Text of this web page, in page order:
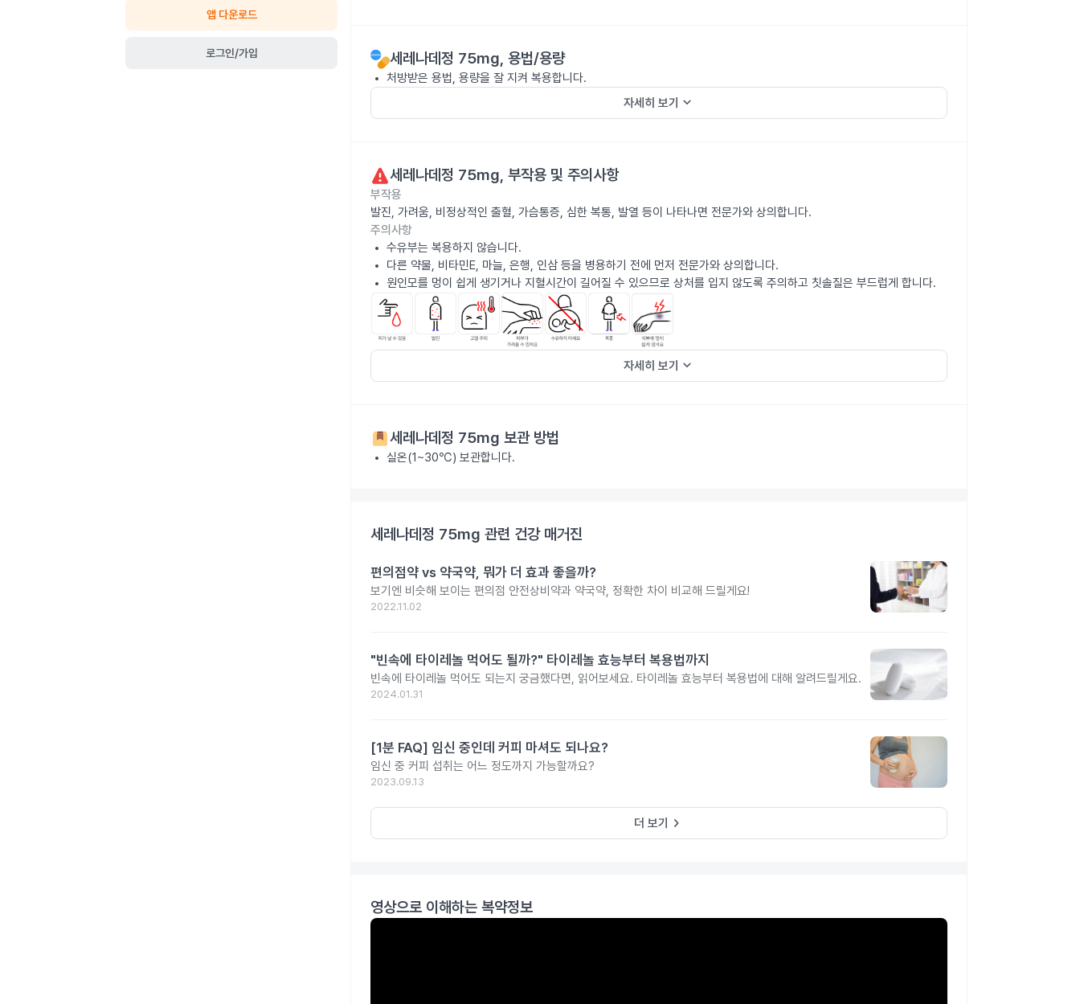
앱 다운로드
로그인/가입 세레나데정 75mg, 용법/용량
처방받은 용법, 용량을 잘 지켜 복용합니다.
자세히 보기 keyboard_arrow_down
세레나데정 75mg, 부작용 및 주의사항
부작용
발진, 가려움, 비정상적인 출혈, 가슴통증, 심한 복통, 발열 등이 나타나면 전문가와 상의합니다.
주의사항
수유부는 복용하지 않습니다.
다른 약물, 비타민E, 마늘, 은행, 인삼 등을 병용하기 전에 먼저 전문가와 상의합니다.
원인모를 멍이 쉽게 생기거나 지혈시간이 길어질 수 있으므로 상처를 입지 않도록 주의하고 칫솔질은 부드럽게 합니다.
자세히 보기 keyboard_arrow_down
세레나데정 75mg 보관 방법
실온(1~30℃) 보관합니다.
세레나데정 75mg 관련 건강 매거진
편의점약 vs 약국약, 뭐가 더 효과 좋을까?
보기엔 비슷해 보이는 편의점 안전상비약과 약국약, 정확한 차이 비교해 드릴게요!
2022.11.02
"빈속에 타이레놀 먹어도 될까?" 타이레놀 효능부터 복용법까지
빈속에 타이레놀 먹어도 되는지 궁금했다면, 읽어보세요. 타이레놀 효능부터 복용법에 대해 알려드릴게요.
2024.01.31
[1분 FAQ] 임신 중인데 커피 마셔도 되나요?
임신 중 커피 섭취는 어느 정도까지 가능할까요?
2023.09.13
더 보기 keyboard_arrow_right
영상으로 이해하는 복약정보